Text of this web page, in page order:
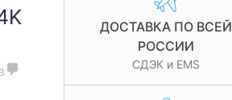
ДОСТАВКА ПО ВСЕЙ
РОССИИ
СДЭК и EMS